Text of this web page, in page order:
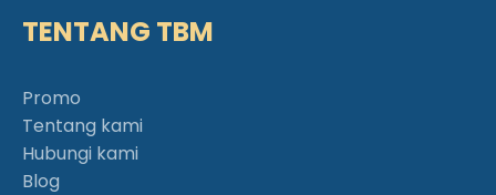
TENTANG TBM
Promo
Tentang kami
Hubungi kami
Blog